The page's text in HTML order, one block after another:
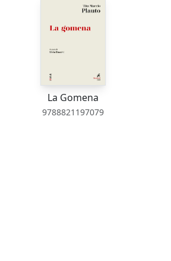
La Gomena
9788821197079